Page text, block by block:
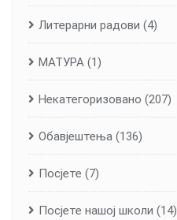
Литерарни радови (4)
МАТУРА (1)
Некатегоризовано (207)
Обавјештења (136)
Посјете (7)
Посјете нашој школи (14)